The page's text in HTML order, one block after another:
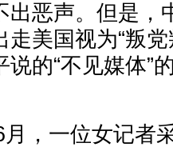
出恶声。但是，
走美国视为“叛
说的“不见媒体”
月，一位女记者